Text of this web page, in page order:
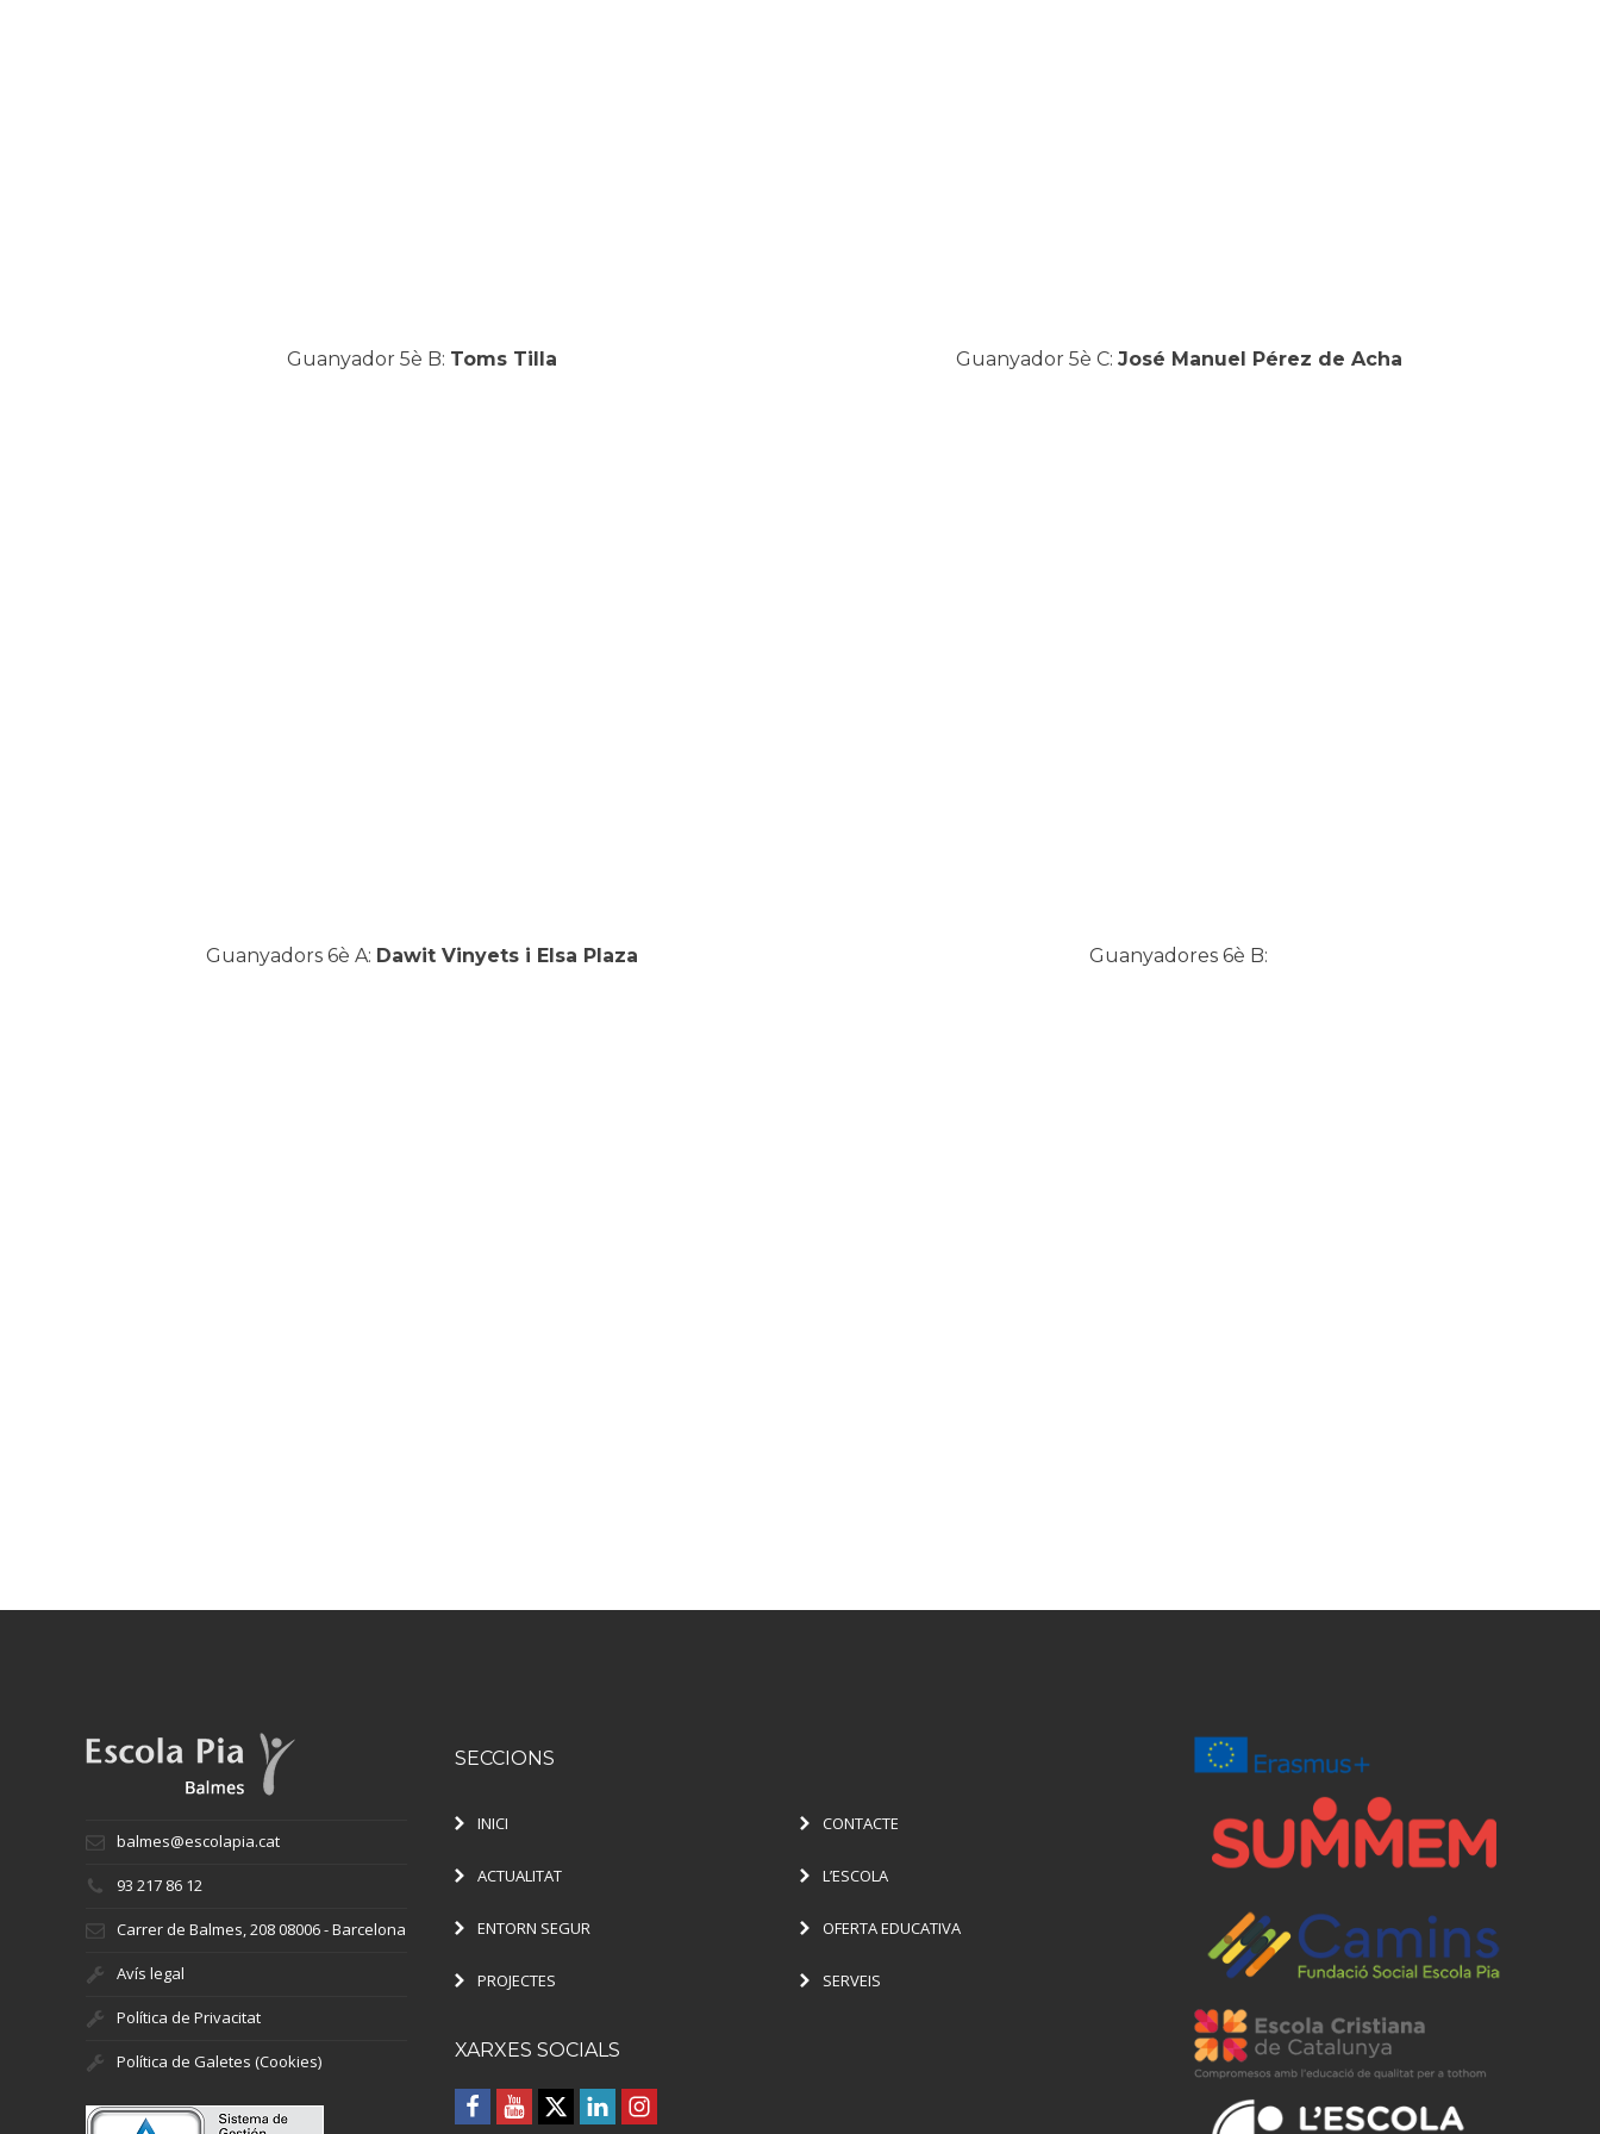
Guanyador 5è B: Toms Tilla Guanyador 5è C: José Manuel Pérez de Acha
Guanyadors 6è A: Dawit Vinyets i Elsa Plaza Guanyadores 6è B:
balmes@escolapia.cat
93 217 86 12
Carrer de Balmes, 208 08006 - Barcelona
Avís legal
Política de Privacitat
Política de Galetes (Cookies)
SECCIONS
INICI CONTACTE
ACTUALITAT L’ESCOLA
ENTORN SEGUR OFERTA EDUCATIVA
PROJECTES SERVEIS
XARXES SOCIALS